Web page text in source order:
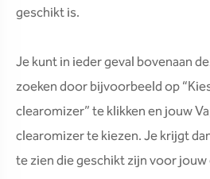
geschikt is.
Je kunt in ieder geval bovenaan
zoeken door bijvoorbeeld op
clearomizer” te klikken en jouw
clearomizer te kiezen. Je krijgt
te zien die geschikt zijn voor